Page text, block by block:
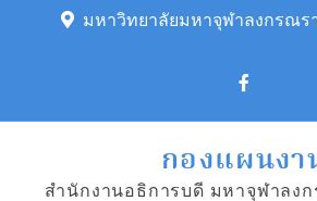
มหาวิทยาลัยมหาจุฬาลงกรณร
กองแผนงา
สำนักงานอธิการบดี มหาจุฬาลง